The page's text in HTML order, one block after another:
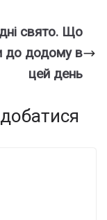
cвято. Що
до додoму в
цей день